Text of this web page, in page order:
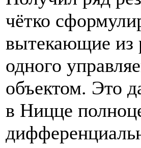
чётко
вытекающие из
одного
объектом. Это
в Ницце